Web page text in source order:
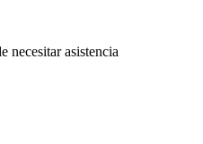
necesitar asistencia